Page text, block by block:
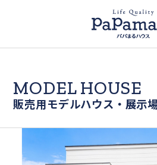
MODEL HOUSE
販売用モデルハウス・展示